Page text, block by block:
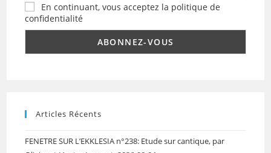
En continuant, vous acceptez la politique de
confidentialité
Articles Récents
FENETRE SUR L’EKKLESIA n°238: Etude sur cantique, par